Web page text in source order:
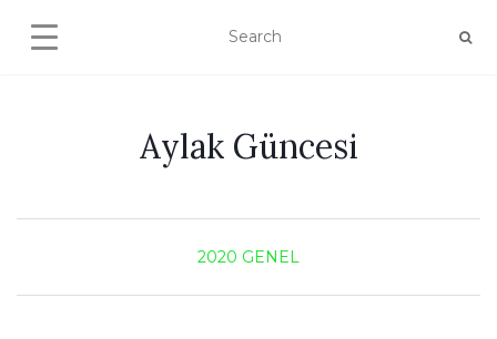
Aylak Güncesi
2020 GENEL